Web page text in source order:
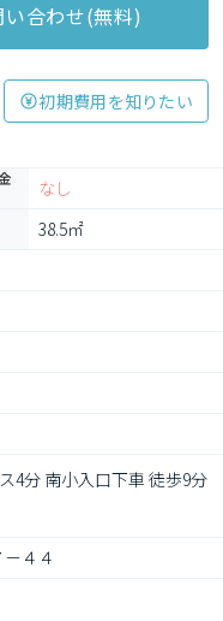
合わせ(無料)
初期費用を知りたい
なし
38.5㎡
4分 南小入口下車 徒歩9分
４４